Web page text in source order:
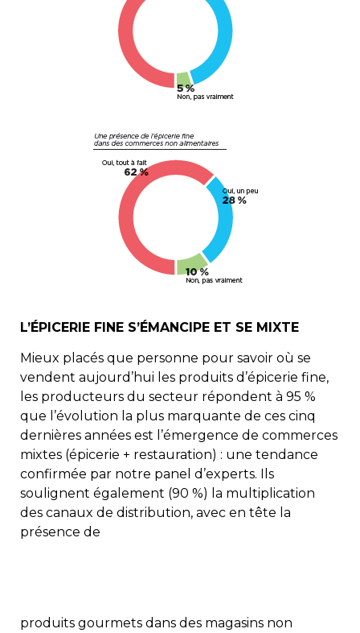
L’ÉPICERIE FINE S’ÉMANCIPE ET SE MIXTE
Mieux placés que personne pour savoir où se
vendent aujourd’hui les produits d’épicerie fine,
les producteurs du secteur répondent à 95 %
que l’évolution la plus marquante de ces cinq
dernières années est l’émergence de commerces
mixtes (épicerie + restauration) : une tendance
confirmée par notre panel d’experts. Ils
soulignent également (90 %) la multiplication
des canaux de distribution, avec en tête la
présence de
produits gourmets dans des magasins non